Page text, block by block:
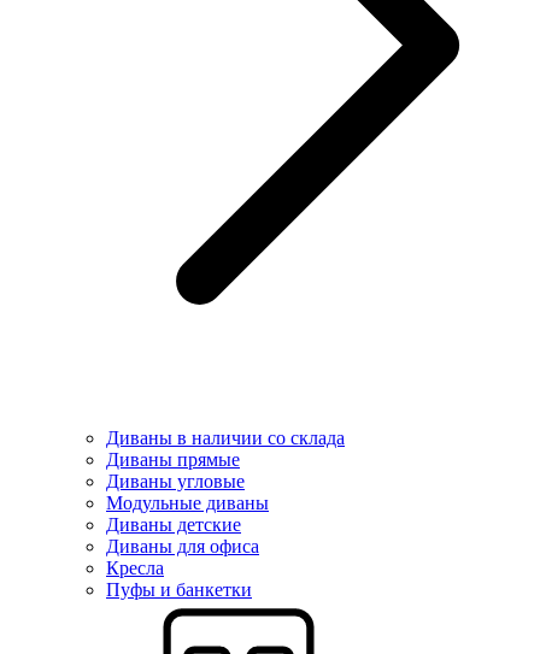
Диваны в наличии со склада
Диваны прямые
Диваны угловые
Модульные диваны
Диваны детские
Диваны для офиса
Кресла
Пуфы и банкетки